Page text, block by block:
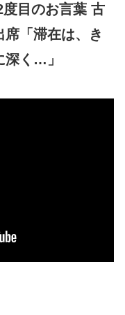
度目のお言葉 古
「滞在は、き
深く…」